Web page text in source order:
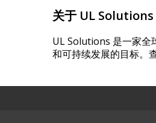
关于 UL Solutions
UL Solutions 是一家全
和可持续发展的目标。